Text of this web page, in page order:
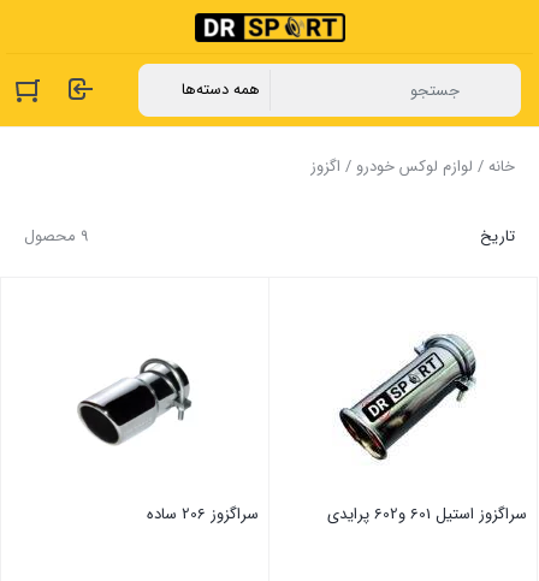
خانه/ لوازم لوکس خودرو / اگزوز
9 محصول تاریخ
سراگزوز استیل 601 و602 پرایدی سراگزوز 206 ساده